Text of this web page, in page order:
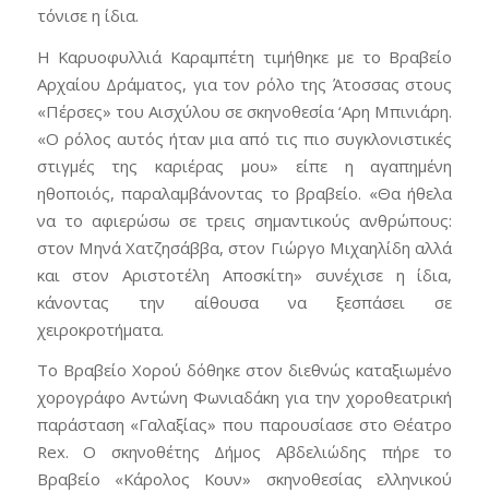
τόνισε η ίδια.
Η Καρυοφυλλιά Καραμπέτη τιμήθηκε με το Βραβείο
Αρχαίου Δράματος, για τον ρόλο της Άτοσσας στους
«Πέρσες» του Αισχύλου σε σκηνοθεσία ‘Αρη Μπινιάρη.
«Ο ρόλος αυτός ήταν μια από τις πιο συγκλονιστικές
στιγμές της καριέρας μου» είπε η αγαπημένη
ηθοποιός, παραλαμβάνοντας το βραβείο. «Θα ήθελα
να το αφιερώσω σε τρεις σημαντικούς ανθρώπους:
στον Μηνά Χατζησάββα, στον Γιώργο Μιχαηλίδη αλλά
και στον Αριστοτέλη Αποσκίτη» συνέχισε η ίδια,
κάνοντας την αίθουσα να ξεσπάσει σε
χειροκροτήματα.
Το Βραβείο Χορού δόθηκε στον διεθνώς καταξιωμένο
χορογράφο Αντώνη Φωνιαδάκη για την χοροθεατρική
παράσταση «Γαλαξίας» που παρουσίασε στο Θέατρο
Rex. Ο σκηνοθέτης Δήμος Αβδελιώδης πήρε το
Βραβείο «Κάρολος Κουν» σκηνοθεσίας ελληνικού